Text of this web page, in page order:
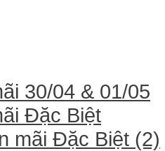
30/04 & 01/05
Đặc Biệt
mãi Đặc Biệt (2)